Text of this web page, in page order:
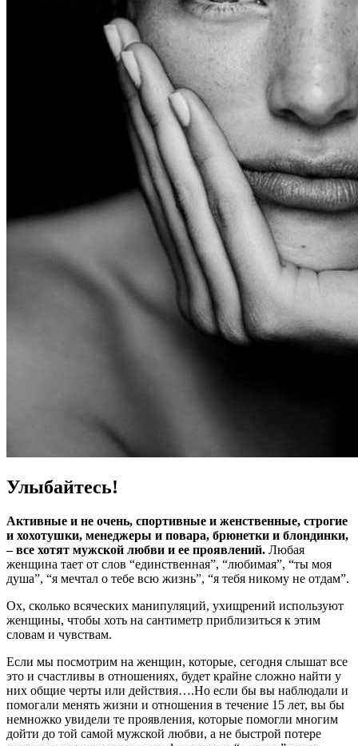
Улыбайтесь!
Активные и не очень, спортивные и женственные, строгие
и хохотушки, менеджеры и повара, брюнетки и блондинки,
– все хотят мужской любви и ее проявлений. Любая
женщина тает от слов “единственная”, “любимая”, “ты моя
душа”, “я мечтал о тебе всю жизнь”, “я тебя никому не отдам”.
Ох, сколько всяческих манипуляций, ухищрений используют
женщины, чтобы хоть на сантиметр приблизиться к этим
словам и чувствам.
Если мы посмотрим на женщин, которые, сегодня слышат все
это и счастливы в отношениях, будет крайне сложно найти у
них общие черты или действия….Но если бы вы наблюдали и
помогали менять жизни и отношения в течение 15 лет, вы бы
немножко увидели те проявления, которые помогли многим
дойти до той самой мужской любви, а не быстрой потере